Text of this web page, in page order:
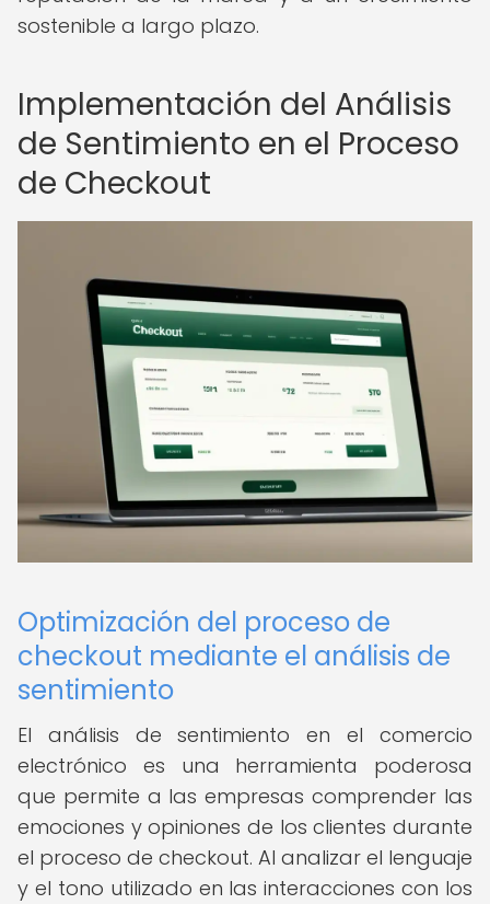
sostenible a largo plazo.
Implementación del Análisis
de Sentimiento en el Proceso
de Checkout
Optimización del proceso de
checkout mediante el análisis de
sentimiento
El análisis de sentimiento en el comercio
electrónico es una herramienta poderosa
que permite a las empresas comprender las
emociones y opiniones de los clientes durante
el proceso de checkout. Al analizar el lenguaje
y el tono utilizado en las interacciones con los